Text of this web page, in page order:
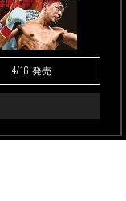
4/16 発売